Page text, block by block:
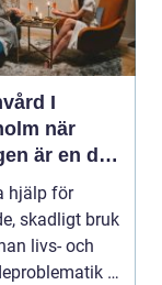
I
när
är en del
hjälp för
skadligt bruk
livs- och
är